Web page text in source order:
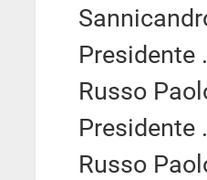
Presidente
Russo
Presidente
Russo